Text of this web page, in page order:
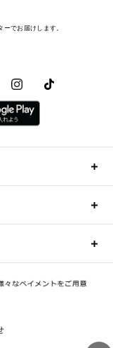
でお届けします。
すか？